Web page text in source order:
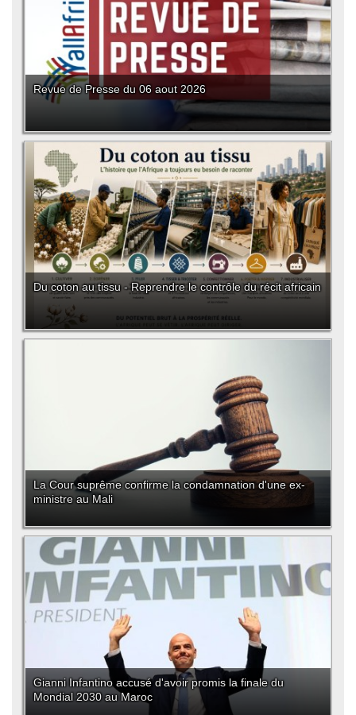
Revue de Presse du 06 aout 2026
Du coton au tissu - Reprendre le contrôle du récit africain
La Cour suprême confirme la condamnation d'une ex-
ministre au Mali
Gianni Infantino accusé d'avoir promis la finale du
Mondial 2030 au Maroc